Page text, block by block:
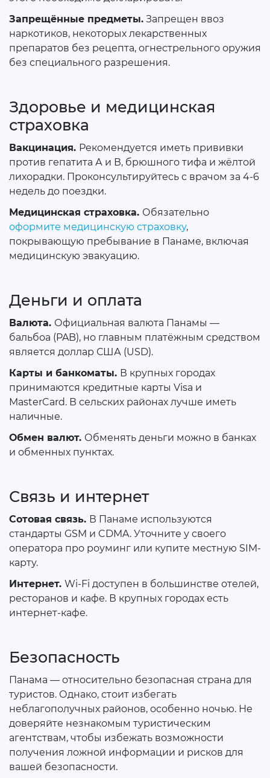
Запрещённые предметы. Запрещен ввоз
наркотиков, некоторых лекарственных
препаратов без рецепта, огнестрельного оружия
без специального разрешения.
Здоровье и медицинская
страховка
Вакцинация. Рекомендуется иметь прививки
против гепатита А и В, брюшного тифа и жёлтой
лихорадки. Проконсультируйтесь с врачом за 4-6
недель до поездки.
Медицинская страховка. Обязательно
оформите медицинскую страховку,
покрывающую пребывание в Панаме, включая
медицинскую эвакуацию.
Деньги и оплата
Валюта. Официальная валюта Панамы —
бальбоа (PAB), но главным платёжным средством
является доллар США (USD).
Карты и банкоматы. В крупных городах
принимаются кредитные карты Visa и
MasterCard. В сельских районах лучше иметь
наличные.
Обмен валют. Обменять деньги можно в банках
и обменных пунктах.
Связь и интернет
Сотовая связь. В Панаме используются
стандарты GSM и CDMA. Уточните у своего
оператора про роуминг или купите местную SIM-
карту.
Интернет. Wi-Fi доступен в большинстве отелей,
ресторанов и кафе. В крупных городах есть
интернет-кафе.
Безопасность
Панама — относительно безопасная страна для
туристов. Однако, стоит избегать
неблагополучных районов, особенно ночью. Не
доверяйте незнакомым туристическим
агентствам, чтобы избежать возможности
получения ложной информации и рисков для
вашей безопасности.